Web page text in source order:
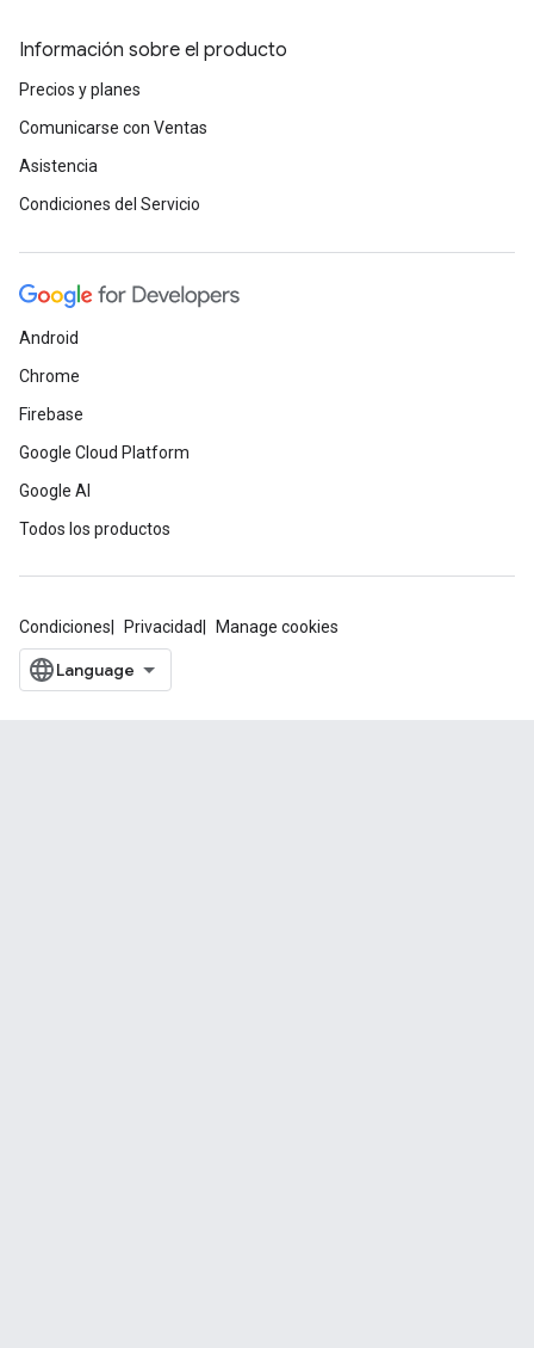
Información sobre el producto
Precios y planes
Comunicarse con Ventas
Asistencia
Condiciones del Servicio
Android
Chrome
Firebase
Google Cloud Platform
Google AI
Todos los productos
Condiciones Privacidad Manage cookies